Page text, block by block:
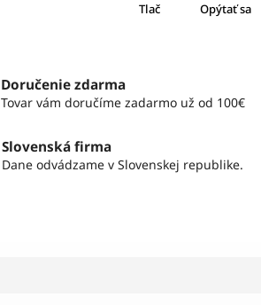
Tlač Opýtať sa
Doručenie zdarma
Tovar vám doručíme zadarmo už od 100€
Slovenská firma
Dane odvádzame v Slovenskej republike.